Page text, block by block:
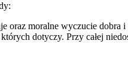
y:
moralne wyczucie
dotyczy. Przy całej